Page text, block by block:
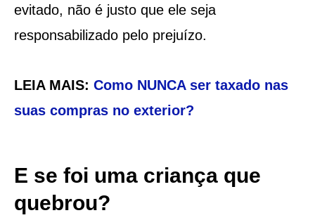
evitado, não é justo que ele seja
responsabilizado pelo prejuízo.
LEIA MAIS: Como NUNCA ser taxado nas
suas compras no exterior?
E se foi uma criança que
quebrou?